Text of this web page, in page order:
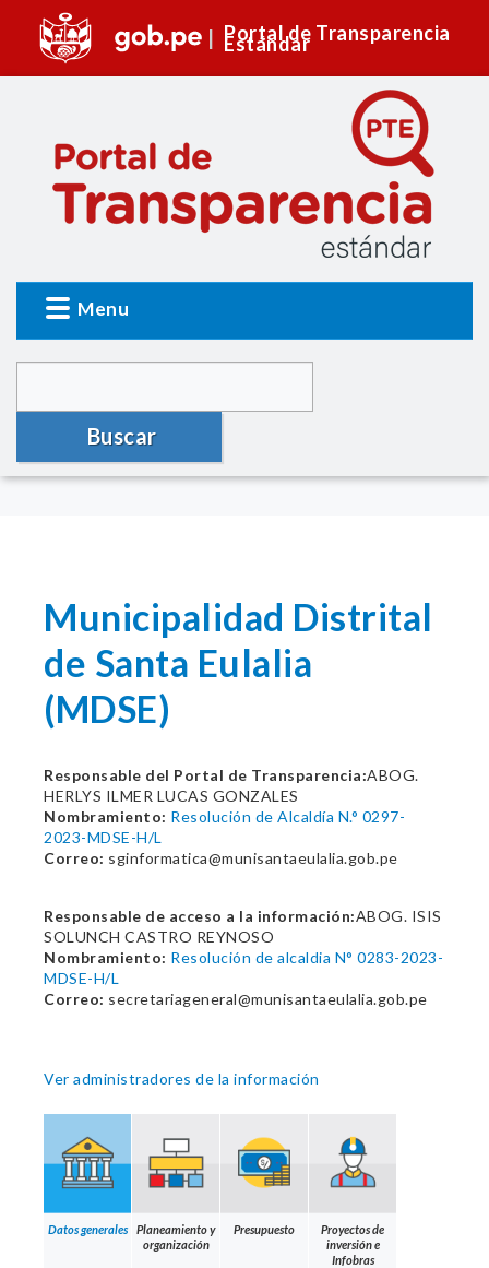
Portal de Transparencia
Estándar
Menu
Buscar
Municipalidad Distrital
de Santa Eulalia
(MDSE)
Responsable del Portal de Transparencia:ABOG.
HERLYS ILMER LUCAS GONZALES
Nombramiento: Resolución de Alcaldía N.° 0297-
2023-MDSE-H/L
Correo: sginformatica@munisantaeulalia.gob.pe
Responsable de acceso a la información:ABOG. ISIS
SOLUNCH CASTRO REYNOSO
Nombramiento: Resolución de alcaldia N° 0283-2023-
MDSE-H/L
Correo: secretariageneral@munisantaeulalia.gob.pe
Ver administradores de la información
Datos generales
Planeamiento y
organización
Presupuesto
Proyectos de
inversión e
Infobras